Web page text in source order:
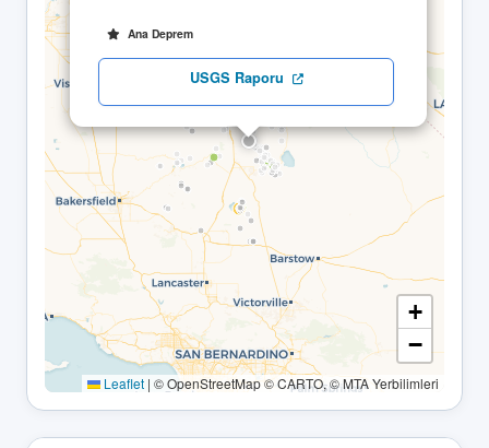
Ana Deprem
USGS Raporu
+
−
Leaflet | © OpenStreetMap © CARTO, © MTA Yerbilimleri